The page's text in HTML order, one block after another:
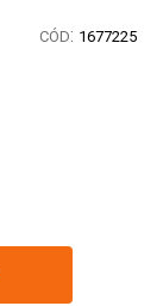
: 1677225